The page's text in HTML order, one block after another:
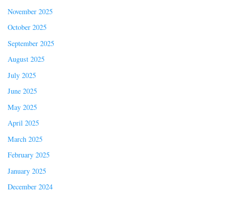
November 2025
October 2025
September 2025
August 2025
July 2025
June 2025
May 2025
April 2025
March 2025
February 2025
January 2025
December 2024